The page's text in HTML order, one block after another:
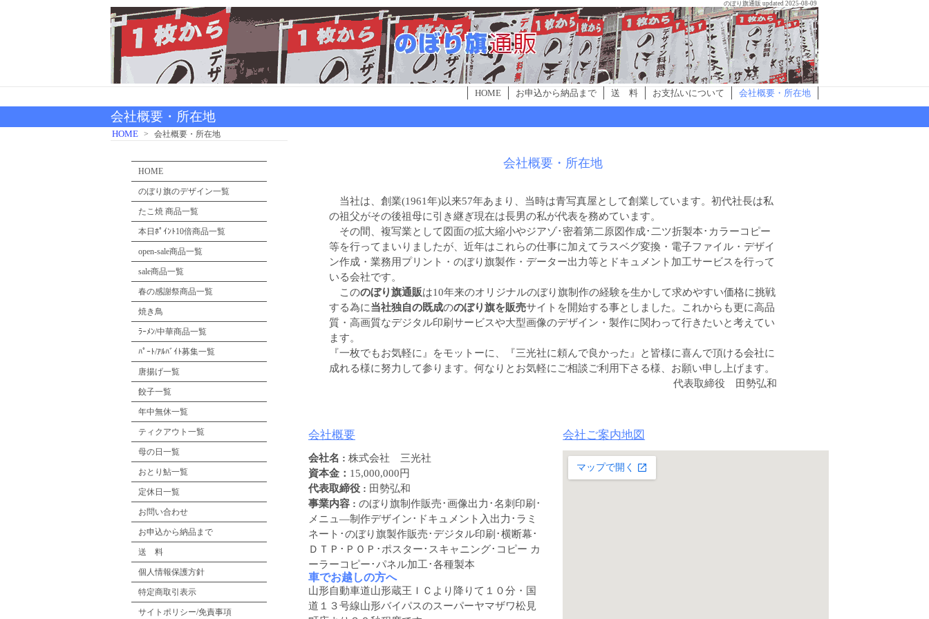
のぼり旗通販 updated 2025-08-09
HOME お申込から納品まで 送 料 お支払いについて 会社概要・所在地
会社概要・所在地
HOME > 会社概要・所在地
会社概要・所在地
当社は、創業(1961年)以来57年あまり、当時は青写真屋として創業しています。初代社長は私
の祖父がその後祖母に引き継ぎ現在は長男の私が代表を務めています。
その間、複写業として図面の拡大縮小やジアゾ･密着第二原図作成･二ツ折製本･カラーコピー
等を行ってまいりましたが、近年はこれらの仕事に加えてラスベグ変換・電子ファイル・デザイ
ン作成・業務用プリント・のぼり旗製作・データー出力等とドキュメント加工サービスを行って
いる会社です。
こののぼり旗通販は10年来のオリジナルのぼり旗制作の経験を生かして求めやすい価格に挑戦
する為に当社独自の既成ののぼり旗を販売サイトを開始する事としました。これからも更に高品
質・高画質なデジタル印刷サービスや大型画像のデザイン・製作に関わって行きたいと考えてい
ます。
『一枚でもお気軽に』をモットーに、『三光社に頼んで良かった』と皆様に喜んで頂ける会社に
成れる様に努力して参ります。何なりとお気軽にご相談ご利用下さる様、お願い申し上げます。
代表取締役 田勢弘和
会社概要
会社名 : 株式会社 三光社
資本金： 15,000,000円
代表取締役 : 田勢弘和
事業内容 : のぼり旗制作販売･画像出力･名刺印刷･
メニュ―制作デザイン･ドキュメント入出力･ラミ
ネート･のぼり旗製作販売･デジタル印刷･横断幕･
ＤＴＰ･ＰＯＰ･ポスター･スキャニング･コピー カ
ーラーコピー･パネル加工･各種製本
車でお越しの方へ
山形自動車道山形蔵王ＩＣより降りて１０分・国
道１３号線山形バイパスのスーパーヤマザワ松見
会社ご案内地図
HOME
のぼり旗のデザイン一覧
たこ焼 商品一覧
本日ﾎﾟｲﾝﾄ10倍商品一覧
open-sale商品一覧
sale商品一覧
春の感謝祭商品一覧
焼き鳥
ﾗｰﾒﾝ/中華商品一覧
ﾊﾟｰﾄ/ｱﾙﾊﾞｲﾄ募集一覧
唐揚げ一覧
餃子一覧
年中無休一覧
ティクアウト一覧
母の日一覧
おとり鮎一覧
定休日一覧
お問い合わせ
お申込から納品まで
送 料
個人情報保護方針
特定商取引表示
サイトポリシー/免責事項